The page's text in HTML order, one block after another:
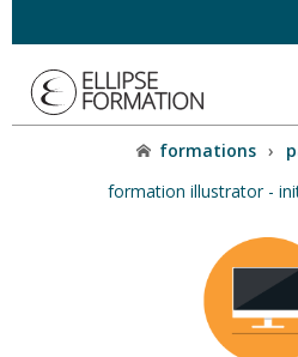
formations ›
formation illustrator -